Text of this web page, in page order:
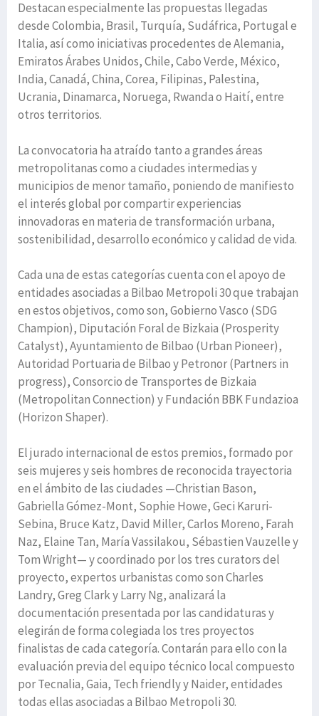
Destacan especialmente las propuestas llegadas
desde Colombia, Brasil, Turquía, Sudáfrica, Portugal e
Italia, así como iniciativas procedentes de Alemania,
Emiratos Árabes Unidos, Chile, Cabo Verde, México,
India, Canadá, China, Corea, Filipinas, Palestina,
Ucrania, Dinamarca, Noruega, Rwanda o Haití, entre
otros territorios.
La convocatoria ha atraído tanto a grandes áreas
metropolitanas como a ciudades intermedias y
municipios de menor tamaño, poniendo de manifiesto
el interés global por compartir experiencias
innovadoras en materia de transformación urbana,
sostenibilidad, desarrollo económico y calidad de vida.
Cada una de estas categorías cuenta con el apoyo de
entidades asociadas a Bilbao Metropoli 30 que trabajan
en estos objetivos, como son, Gobierno Vasco (SDG
Champion), Diputación Foral de Bizkaia (Prosperity
Catalyst), Ayuntamiento de Bilbao (Urban Pioneer),
Autoridad Portuaria de Bilbao y Petronor (Partners in
progress), Consorcio de Transportes de Bizkaia
(Metropolitan Connection) y Fundación BBK Fundazioa
(Horizon Shaper).
El jurado internacional de estos premios, formado por
seis mujeres y seis hombres de reconocida trayectoria
en el ámbito de las ciudades —Christian Bason,
Gabriella Gómez-Mont, Sophie Howe, Geci Karuri-
Sebina, Bruce Katz, David Miller, Carlos Moreno, Farah
Naz, Elaine Tan, María Vassilakou, Sébastien Vauzelle y
Tom Wright— y coordinado por los tres curators del
proyecto, expertos urbanistas como son Charles
Landry, Greg Clark y Larry Ng, analizará la
documentación presentada por las candidaturas y
elegirán de forma colegiada los tres proyectos
finalistas de cada categoría. Contarán para ello con la
evaluación previa del equipo técnico local compuesto
por Tecnalia, Gaia, Tech friendly y Naider, entidades
todas ellas asociadas a Bilbao Metropoli 30.